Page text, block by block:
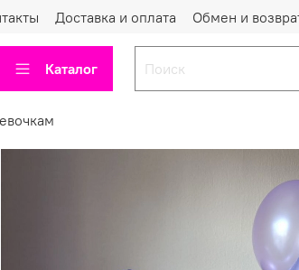
Доставка и оплата Обмен и
Каталог